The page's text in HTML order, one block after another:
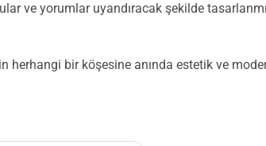
ve yorumlar uyandıracak şekilde
herhangi bir köşesine anında estetik ve